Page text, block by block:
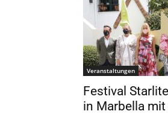
Veranstaltungen
Festival
in Marbella